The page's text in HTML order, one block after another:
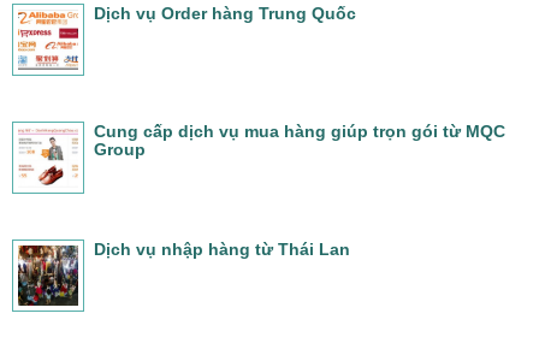
Dịch vụ Order hàng Trung Quốc
Cung cấp dịch vụ mua hàng giúp trọn gói từ MQC
Group
Dịch vụ nhập hàng từ Thái Lan